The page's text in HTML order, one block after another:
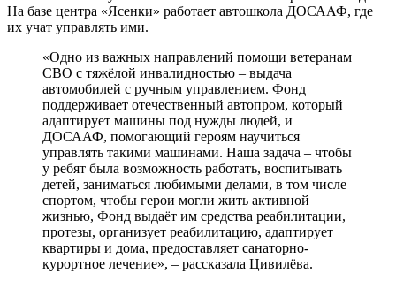
На базе центра «Ясенки» работает автошкола ДОСААФ, где
их учат управлять ими.
«Одно из важных направлений помощи ветеранам
СВО с тяжёлой инвалидностью – выдача
автомобилей с ручным управлением. Фонд
поддерживает отечественный автопром, который
адаптирует машины под нужды людей, и
ДОСААФ, помогающий героям научиться
управлять такими машинами. Наша задача – чтобы
у ребят была возможность работать, воспитывать
детей, заниматься любимыми делами, в том числе
спортом, чтобы герои могли жить активной
жизнью, Фонд выдаёт им средства реабилитации,
протезы, организует реабилитацию, адаптирует
квартиры и дома, предоставляет санаторно-
курортное лечение», – рассказала Цивилёва.